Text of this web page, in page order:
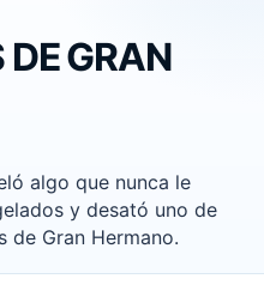
GRAN
algo que nunca le
y desató uno de
de Gran Hermano.
video